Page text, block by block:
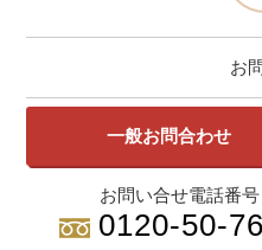
お
一般お問合わせ
お問い合せ電話番号
0120-50-